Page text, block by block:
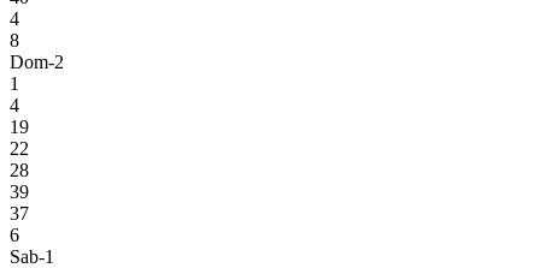
4
8
Dom-2
1
4
19
22
28
39
37
6
Sab-1